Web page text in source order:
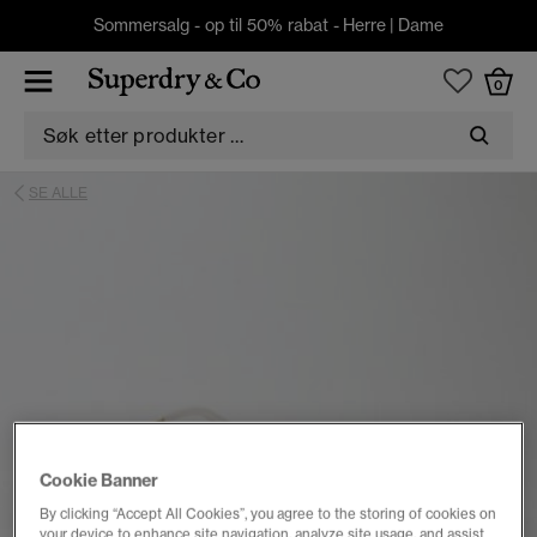
Sommersalg - op til 50% rabat - Herre | Dame
0
SE ALLE
Cookie Banner
By clicking “Accept All Cookies”, you agree to the storing of cookies on